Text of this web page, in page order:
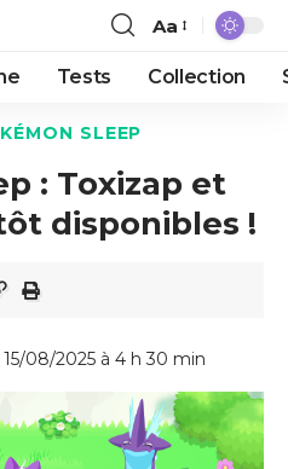
Aa
Tests Collection
SLEEP
: Toxizap et
disponibles !
08/2025 à 4 h 30 min